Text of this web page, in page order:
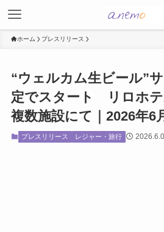
ホーム プレスリリース
“ウェルカム生ビール”
定でスタート リロホテ
複数施設にて｜2026年6
プレスリリース レジャー・旅行